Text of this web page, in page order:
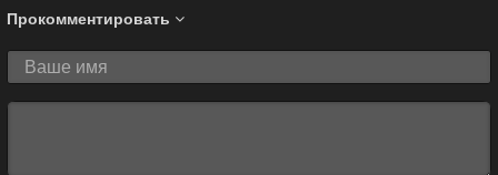
Прокомментировать